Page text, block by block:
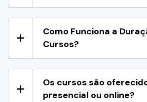
Como Funciona a
Cursos?
Os cursos são
presencial ou online?